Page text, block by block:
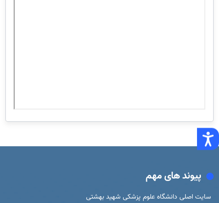
پیوند های مهم
سایت اصلی دانشگاه علوم پزشکی شهید بهشتی